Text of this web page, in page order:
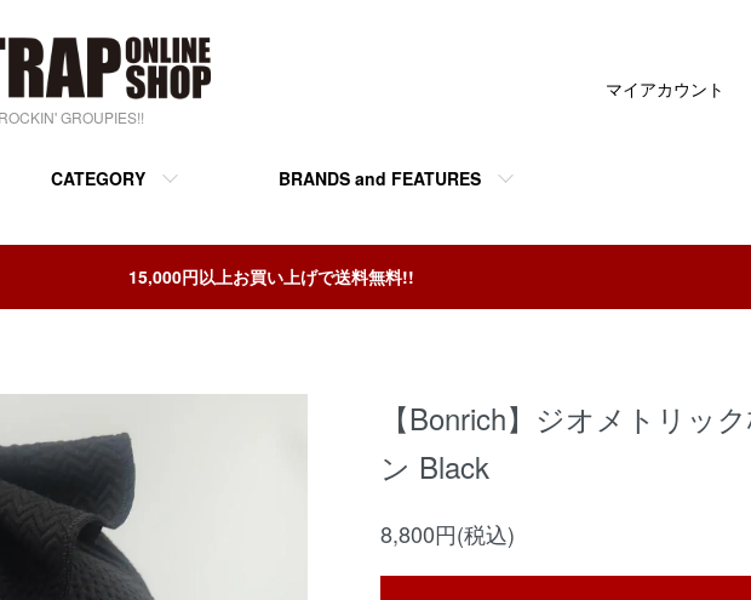
GROUPIES!!
CATEGORY BRANDS and FEATURES
マイアカウント
15,000円以上お買い上げで送料無料!!
【Bonrich】ジオメトリッ
ン Black
8,800円(税込)